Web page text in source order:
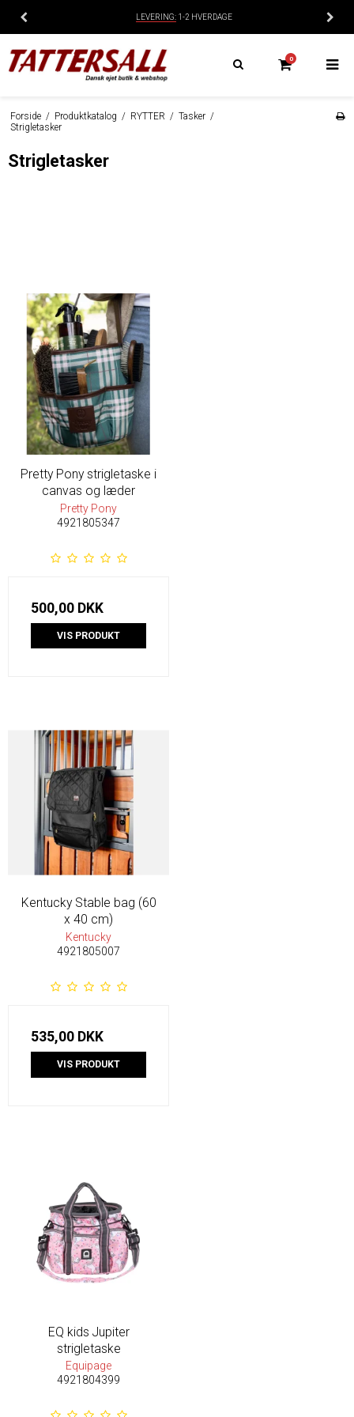
LEVERING: 1-2 HVERDAGE
0
Forside / Produktkatalog / RYTTER / Tasker /
Strigletasker
Strigletasker
Pretty Pony strigletaske i
canvas og læder
Pretty Pony
4921805347
500,00 DKK
VIS PRODUKT
Kentucky Stable bag (60
x 40 cm)
Kentucky
4921805007
535,00 DKK
VIS PRODUKT
EQ kids Jupiter
strigletaske
Equipage
4921804399